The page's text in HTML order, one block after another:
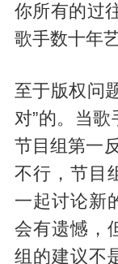
你所有的过
歌手数十年
至于版权问
对”的。当歌
节目组第一
不行，节目
一起讨论新
会有遗憾，
组的建议不